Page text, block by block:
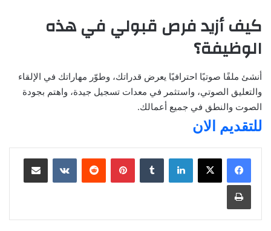
كيف أزيد فرص قبولي في هذه
الوظيفة؟
أنشئ ملفًا صوتيًا احترافيًا يعرض قدراتك، وطوّر مهاراتك في الإلقاء
والتعليق الصوتي، واستثمر في معدات تسجيل جيدة، واهتم بجودة
الصوت والنطق في جميع أعمالك.
للتقديم الان
لينكدإن بينتيريست مشاركة عبر البريد
طباعة